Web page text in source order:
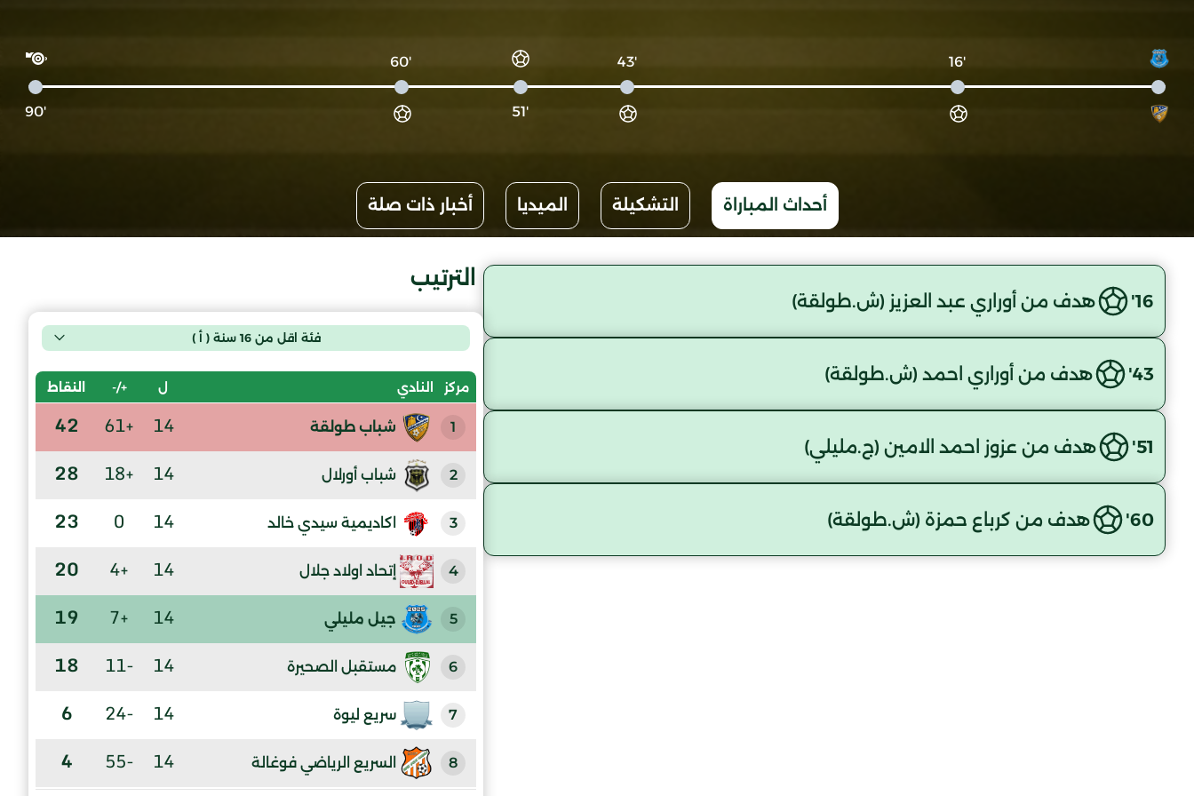
'16
'43
'51
'60
'90
أحداث المباراة التشكيلة الميديا أخبار ذات صلة
16' هدف من أوراري عبد العزيز (ش.طولقة)
43' هدف من أوراري احمد (ش.طولقة)
51' هدف من عزوز احمد الامين (ج.مليلي)
60' هدف من كرباع حمزة (ش.طولقة)
الترتيب
فئة اقل من 16 سنة ( أ )
مركز النادي ل +/- النقاط
1 شباب طولقة 14
+61
42
2 شباب أورلال 14
+18
28
3 اكاديمية سيدي خالد 14
0
23
4 إتحاد اولاد جلال 14
+4
20
5 جيل مليلي 14
+7
19
6 مستقبل الصحيرة 14
-11
18
7 سريع ليوة 14
-24
6
8 السريع الرياضي فوغالة 14
-55
4